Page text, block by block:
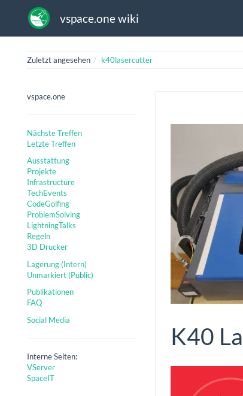
vspace.one wiki
Zuletzt angesehen k40lasercutter
vspace.one
Nächste Treffen
Letzte Treffen
Ausstattung
Projekte
Infrastructure
TechEvents
CodeGolfing
ProblemSolving
LightningTalks
Regeln
3D Drucker
Lagerung (Intern)
Unmarkiert (Public)
Publikationen
FAQ
Social Media
Interne Seiten:
VServer
SpaceIT
K40